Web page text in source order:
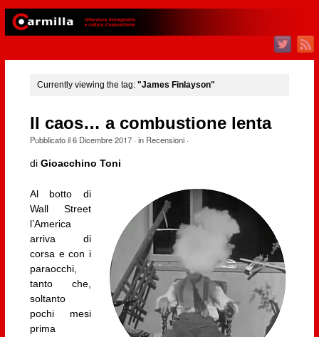
Currently viewing the tag: "James Finlayson"
Il caos… a combustione lenta
Pubblicato il6 Dicembre 2017· in Recensioni·
di Gioacchino Toni
Al botto di
Wall Street
l’America
arriva di
corsa e con i
paraocchi,
tanto che,
soltanto
pochi mesi
prima